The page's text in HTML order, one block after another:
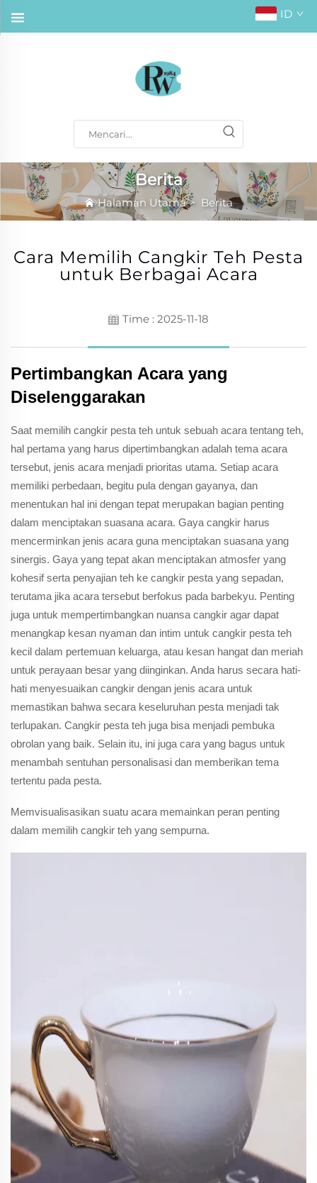
ID
Berita
Halaman Utama> Berita
Cara Memilih Cangkir Teh Pesta
untuk Berbagai Acara
Time : 2025-11-18
Pertimbangkan Acara yang
Diselenggarakan
Saat memilih cangkir pesta teh untuk sebuah acara tentang teh,
hal pertama yang harus dipertimbangkan adalah tema acara
tersebut, jenis acara menjadi prioritas utama. Setiap acara
memiliki perbedaan, begitu pula dengan gayanya, dan
menentukan hal ini dengan tepat merupakan bagian penting
dalam menciptakan suasana acara. Gaya cangkir harus
mencerminkan jenis acara guna menciptakan suasana yang
sinergis. Gaya yang tepat akan menciptakan atmosfer yang
kohesif serta penyajian teh ke cangkir pesta yang sepadan,
terutama jika acara tersebut berfokus pada barbekyu. Penting
juga untuk mempertimbangkan nuansa cangkir agar dapat
menangkap kesan nyaman dan intim untuk cangkir pesta teh
kecil dalam pertemuan keluarga, atau kesan hangat dan meriah
untuk perayaan besar yang diinginkan. Anda harus secara hati-
hati menyesuaikan cangkir dengan jenis acara untuk
memastikan bahwa secara keseluruhan pesta menjadi tak
terlupakan. Cangkir pesta teh juga bisa menjadi pembuka
obrolan yang baik. Selain itu, ini juga cara yang bagus untuk
menambah sentuhan personalisasi dan memberikan tema
tertentu pada pesta.
Memvisualisasikan suatu acara memainkan peran penting
dalam memilih cangkir teh yang sempurna.